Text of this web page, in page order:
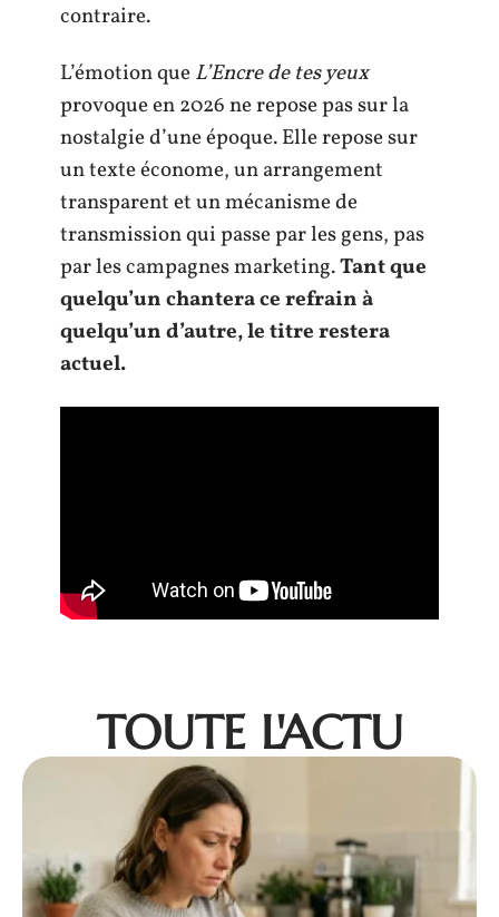
contraire.
L’émotion queL’Encre de tes yeux
provoque en 2026 ne repose pas sur la
nostalgie d’une époque. Elle repose sur
un texte économe, un arrangement
transparent et un mécanisme de
transmission qui passe par les gens, pas
par les campagnes marketing.Tant que
quelqu’un chantera ce refrain à
quelqu’un d’autre, le titre restera
actuel.
TOUTE L'ACTU